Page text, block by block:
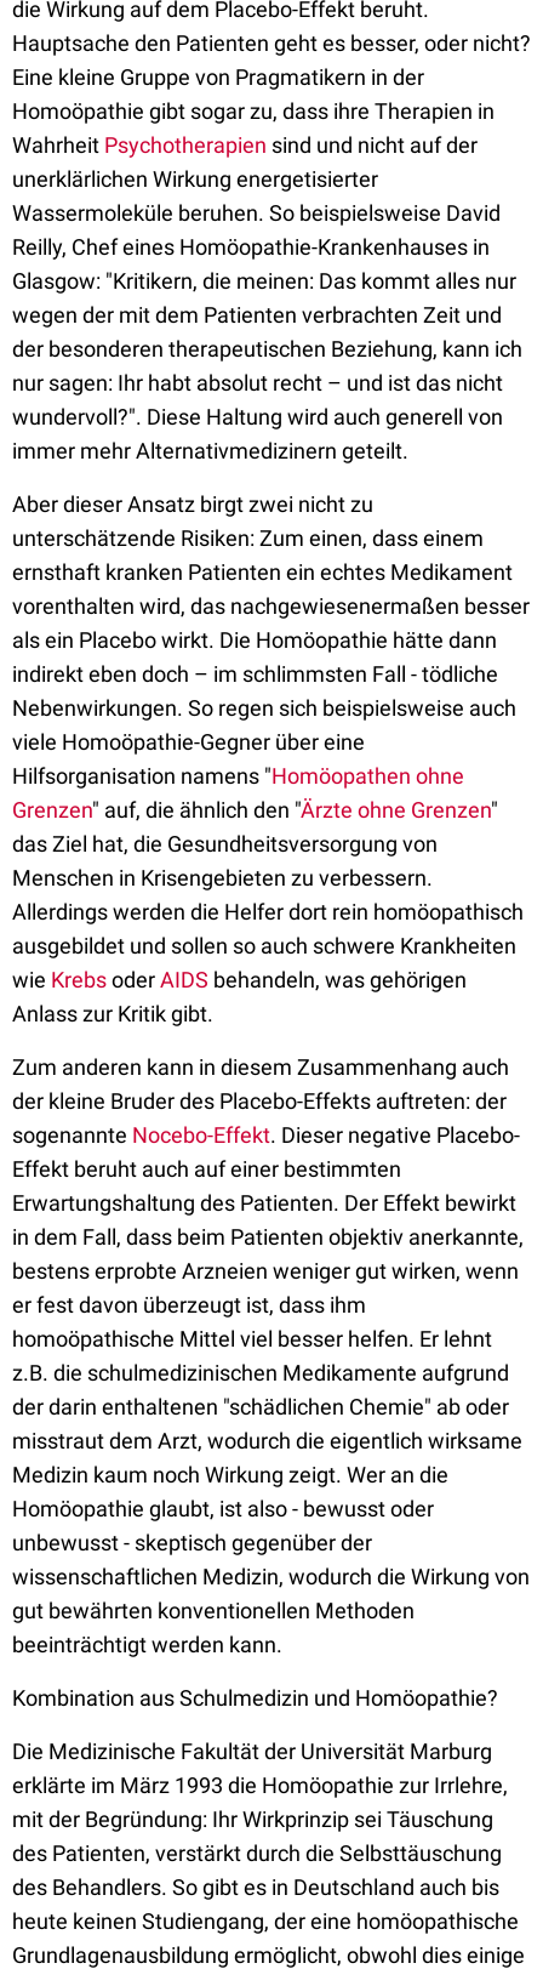
die Wirkung auf dem Placebo-Effekt beruht.
Hauptsache den Patienten geht es besser, oder nicht?
Eine kleine Gruppe von Pragmatikern in der
Homoöpathie gibt sogar zu, dass ihre Therapien in
Wahrheit Psychotherapien sind und nicht auf der
unerklärlichen Wirkung energetisierter
Wassermoleküle beruhen. So beispielsweise David
Reilly, Chef eines Homöopathie-Krankenhauses in
Glasgow: "Kritikern, die meinen: Das kommt alles nur
wegen der mit dem Patienten verbrachten Zeit und
der besonderen therapeutischen Beziehung, kann ich
nur sagen: Ihr habt absolut recht – und ist das nicht
wundervoll?". Diese Haltung wird auch generell von
immer mehr Alternativmedizinern geteilt.
Aber dieser Ansatz birgt zwei nicht zu
unterschätzende Risiken: Zum einen, dass einem
ernsthaft kranken Patienten ein echtes Medikament
vorenthalten wird, das nachgewiesenermaßen besser
als ein Placebo wirkt. Die Homöopathie hätte dann
indirekt eben doch – im schlimmsten Fall - tödliche
Nebenwirkungen. So regen sich beispielsweise auch
viele Homoöpathie-Gegner über eine
Hilfsorganisation namens "Homöopathen ohne
Grenzen" auf, die ähnlich den "Ärzte ohne Grenzen"
das Ziel hat, die Gesundheitsversorgung von
Menschen in Krisengebieten zu verbessern.
Allerdings werden die Helfer dort rein homöopathisch
ausgebildet und sollen so auch schwere Krankheiten
wie KrebsoderAIDS behandeln, was gehörigen
Anlass zur Kritik gibt.
Zum anderen kann in diesem Zusammenhang auch
der kleine Bruder des Placebo-Effekts auftreten: der
sogenannte Nocebo-Effekt. Dieser negative Placebo-
Effekt beruht auch auf einer bestimmten
Erwartungshaltung des Patienten. Der Effekt bewirkt
in dem Fall, dass beim Patienten objektiv anerkannte,
bestens erprobte Arzneien weniger gut wirken, wenn
er fest davon überzeugt ist, dass ihm
homoöpathische Mittel viel besser helfen. Er lehnt
z.B. die schulmedizinischen Medikamente aufgrund
der darin enthaltenen "schädlichen Chemie" ab oder
misstraut dem Arzt, wodurch die eigentlich wirksame
Medizin kaum noch Wirkung zeigt. Wer an die
Homöopathie glaubt, ist also - bewusst oder
unbewusst - skeptisch gegenüber der
wissenschaftlichen Medizin, wodurch die Wirkung von
gut bewährten konventionellen Methoden
beeinträchtigt werden kann.
Kombination aus Schulmedizin und Homöopathie?
Die Medizinische Fakultät der Universität Marburg
erklärte im März 1993 die Homöopathie zur Irrlehre,
mit der Begründung: Ihr Wirkprinzip sei Täuschung
des Patienten, verstärkt durch die Selbsttäuschung
des Behandlers. So gibt es in Deutschland auch bis
heute keinen Studiengang, der eine homöopathische
Grundlagenausbildung ermöglicht, obwohl dies einige